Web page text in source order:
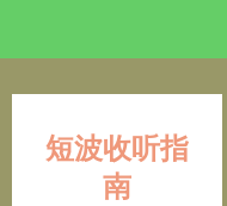
短波收听指
南